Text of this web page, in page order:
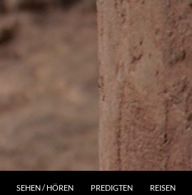
SEHEN / HÖREN PREDIGTEN REISEN